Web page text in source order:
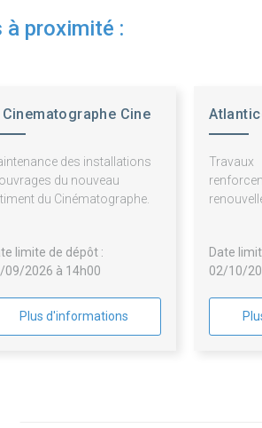
à proximité :
Cinematographe Cine
des installations
du nouveau
du Cinématographe.
limite de dépôt :
09/2026 à 14h00
Plus d'informations
Date
02/10/